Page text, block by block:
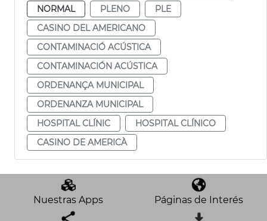
NORMAL
PLENO
PLE
CASINO DEL AMERICANO
CONTAMINACIÓ ACÚSTICA
CONTAMINACIÓN ACÚSTICA
ORDENANÇA MUNICIPAL
ORDENANZA MUNICIPAL
HOSPITAL CLÍNIC
HOSPITAL CLÍNICO
CASINO DE AMERICÀ
Nuestras Apps Páginas de Interés